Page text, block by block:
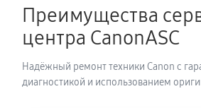
Преимущества
центра CanonASC
Надёжный ремонт техники Canon с
диагностикой и использованием